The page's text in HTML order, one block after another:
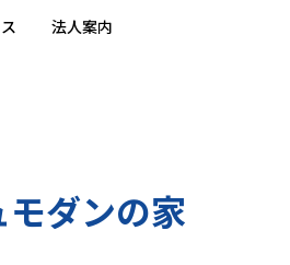
法人案内
ダンの家